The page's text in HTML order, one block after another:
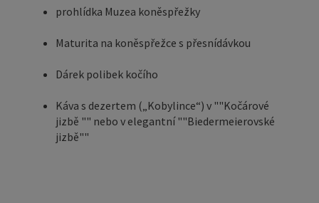
prohlídka Muzea koněspřežky
Maturita na koněspřežce s přesnídávkou
Dárek polibek kočího
Káva s dezertem („Kobylince“) v ""Kočárové
jizbě "" nebo v elegantní ""Biedermeierovské
jizbě""